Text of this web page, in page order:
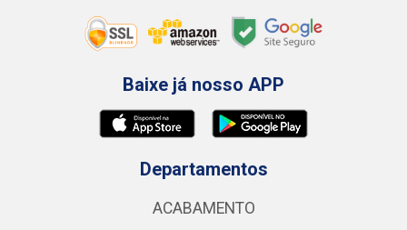
Baixe já nosso APP
Departamentos
ACABAMENTO